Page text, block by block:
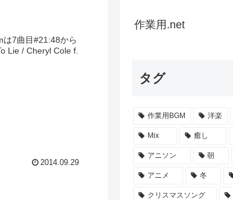
は7曲目#21:48から
Lie / Cheryl Cole f.
2014.09.29
作業用.net
タグ
作業用BGM 洋楽
Mix 癒し
アニソン 朝
アニメ 冬
クリスマスソング